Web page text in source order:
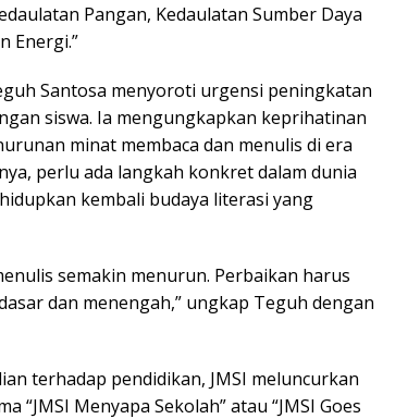
Pangan, Kedaulatan Sumber Daya
Energi.”
Santosa menyoroti urgensi peningkatan
siswa. Ia mengungkapkan keprihatinan
minat membaca dan menulis di era
perlu ada langkah konkret dalam dunia
kembali budaya literasi yang
semakin menurun. Perbaikan harus
dan menengah,” ungkap Teguh dengan
terhadap pendidikan, JMSI meluncurkan
“JMSI Menyapa Sekolah” atau “JMSI Goes